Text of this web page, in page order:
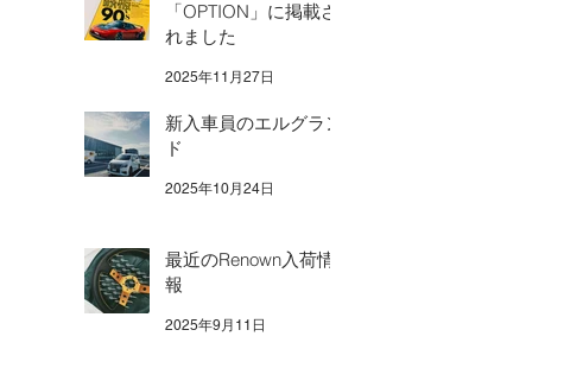
「OPTION」に掲載さ
れました
2025年11月27日
新入車員のエルグラン
ド
2025年10月24日
最近のRenown入荷情
報
2025年9月11日